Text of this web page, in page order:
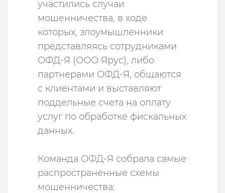
участились случаи
мошенничества, в ходе
которых, злоумышленники
представляясь сотрудниками
ОФД-Я (ООО Ярус), либо
партнерами ОФД-Я, общаются
с клиентами и выставляют
поддельные счета на оплату
услуг по обработке фискальных
данных.
Команда ОФД-Я собрала самые
распространенные схемы
мошенничества: